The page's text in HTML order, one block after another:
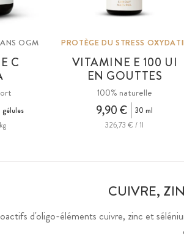
OGM
C
gélules
PROTÈGE DU STRESS
VITAMINE E 100 UI
EN GOUTTES
100% naturelle
9,90 €
30 ml
326,73 € / 1l
CUIVRE,
d'oligo-éléments cuivre, zinc et